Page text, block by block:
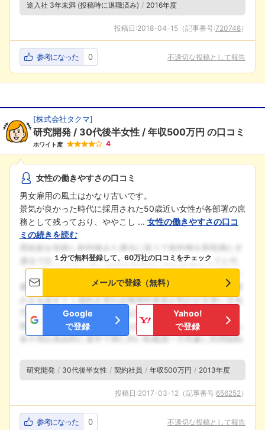
フォローしました
こちらの企業もフォローしませんか？
途入社 3年未満 (投稿時に退職済み)
2016年度
投稿日:2018-04-15 （記事番号:720748）
参考になった 0 不適切な投稿として報告
[株式会社タクマ]
研究開発 30代後半女性 年収500万円 の口コミ
ホワイト度 4
女性の働きやすさの口コミ
男女雇用の風土はかなり古いです。
景気が良かった時代に採用された50歳近い女性が各部署の庶
務として残っており、ややこし ... 女性の働きやすさの口コ
ミの続きを読む
１分で無料登録して、60万社の口コミをチェック
メールで登録（無料）
Google
で登録
Yahoo!
で登録
研究開発 30代後半女性 契約社員 年収500万円 2013年度
投稿日:2017-03-12 （記事番号:656252）
参考になった 0 不適切な投稿として報告